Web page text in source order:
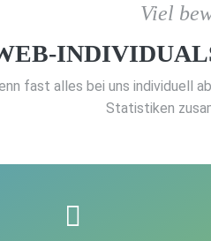
Viel
fast alles bei uns individuell
Statistiken